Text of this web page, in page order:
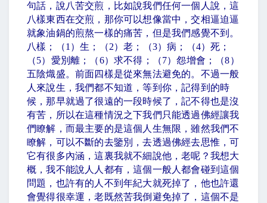
句話，說八苦交煎，比如說我們任何一個人說，這
八樣東西在交煎，那你可以想像當中，交相逼迫逼
就象油鍋的煎熬一樣的痛苦，但是我們感覺不到。
八樣；（1 ）生；（2）老；（3）病；（4）死；
（5）愛別離；（6）求不得；（7）怨增會；（8）
五陰熾盛。前面四樣是從來無法避免的。不過一般
人來說生，我們都不知道，等到你，記得到的時
候，那早就過了很遠的一段時候了，記不得也是沒
有苦，所以在這種情況之下我們只能透過佛經讓我
們瞭解，而最主要的是這個人生無限，雖然我們不
瞭解，可以不斷的去鑒別，去透過佛經去思惟，可
它有很多內涵，這裏我就不細說他，老呢？我想大
概，我不能說人人都有，這個一般人都會碰到這個
問題，也許有的人不到年紀大就死掉了，他也許還
會覺得很幸運，老既然苦我倒避免掉了，這個不是